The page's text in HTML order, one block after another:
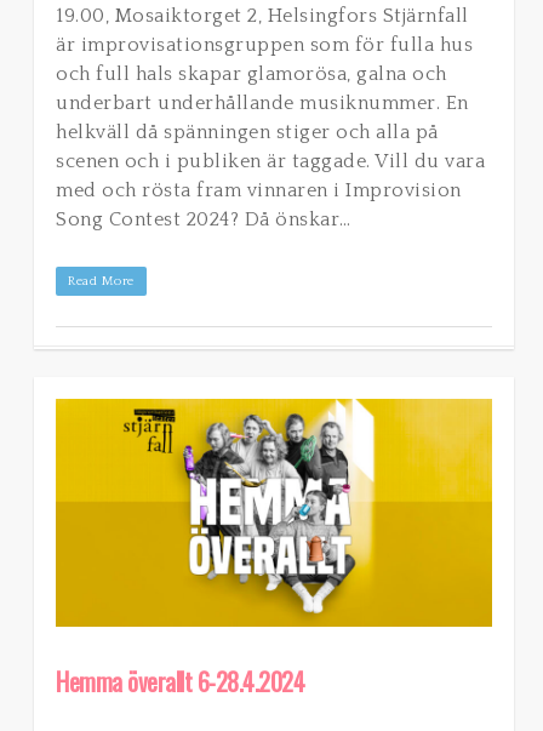
19.00, Mosaiktorget 2, Helsingfors Stjärnfall
är improvisationsgruppen som för fulla hus
och full hals skapar glamorösa, galna och
underbart underhållande musiknummer. En
helkväll då spänningen stiger och alla på
scenen och i publiken är taggade. Vill du vara
med och rösta fram vinnaren i Improvision
Song Contest 2024? Då önskar…
Read More
Hemma överallt 6-28.4.2024